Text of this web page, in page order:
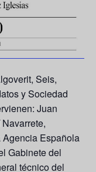
Seis,
y Sociedad
Juan
,
Española
Gabinete del
técnico del